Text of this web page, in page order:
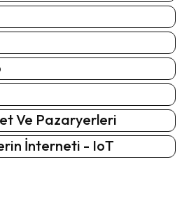
Ve Pazaryerleri
İnterneti - IoT